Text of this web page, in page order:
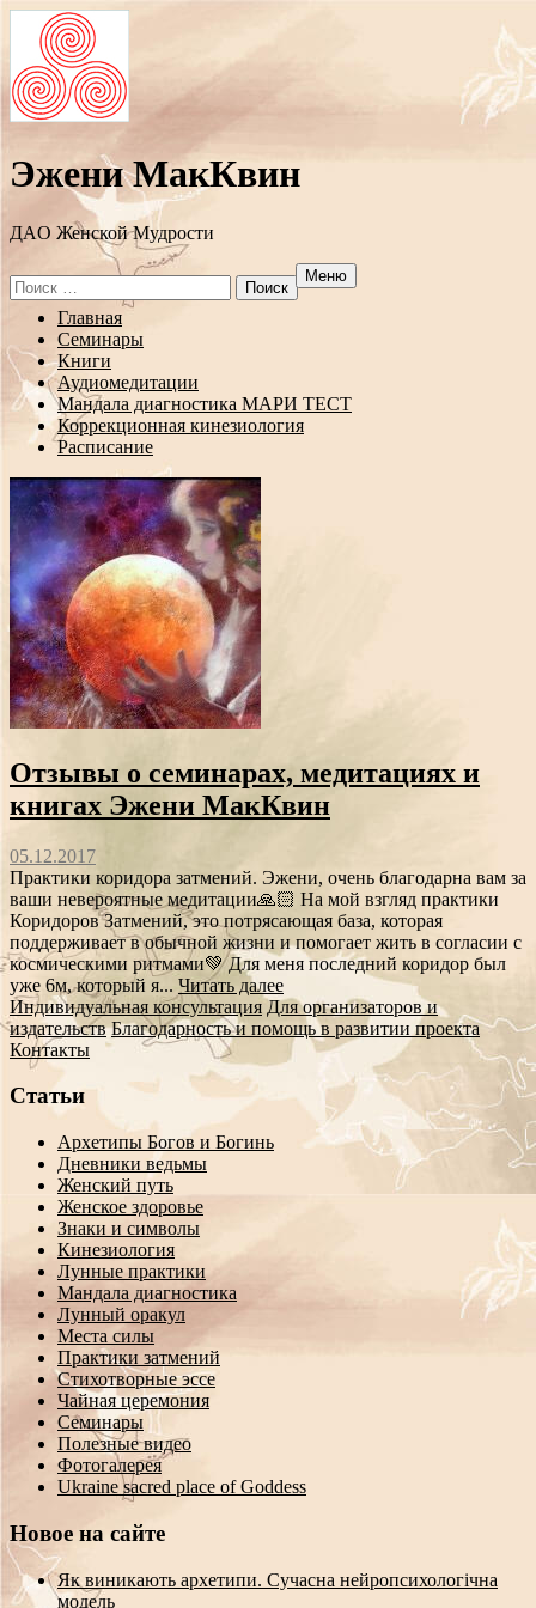
Эжени МакКвин
ДAO Женской Мудрости
Search
for:
Меню
Перейти
содержанию
Главная
Семинары
Книги
Аудиомедитации
Мандала диагностика МАРИ ТЕСТ
Коррекционная кинезиология
Расписание
Отзывы о семинарах, медитациях и
книгах Эжени МакКвин
05.12.2017
Практики коридора затмений. Эжени, очень благодарна вам за
ваши невероятные медитации🙏🏻 На мой взгляд практики
Коридоров Затмений, это потрясающая база, которая
поддерживает в обычной жизни и помогает жить в согласии с
космическими ритмами💚 Для меня последний коридор был
уже 6м, который я... Читать далее
Индивидуальная консультация Для организаторов и
издательств Благодарность и помощь в развитии проекта
Контакты
Статьи
Архетипы Богов и Богинь
Дневники ведьмы
Женский путь
Женское здоровье
Знаки и символы
Кинезиология
Лунные практики
Мандала диагностика
Лунный оракул
Места силы
Практики затмений
Стихотворные эссе
Чайная церемония
Семинары
Полезные видео
Фотогалерея
Ukraine sacred place of Goddess
Новое на сайте
Як виникають архетипи. Сучасна нейропсихологічна
модель